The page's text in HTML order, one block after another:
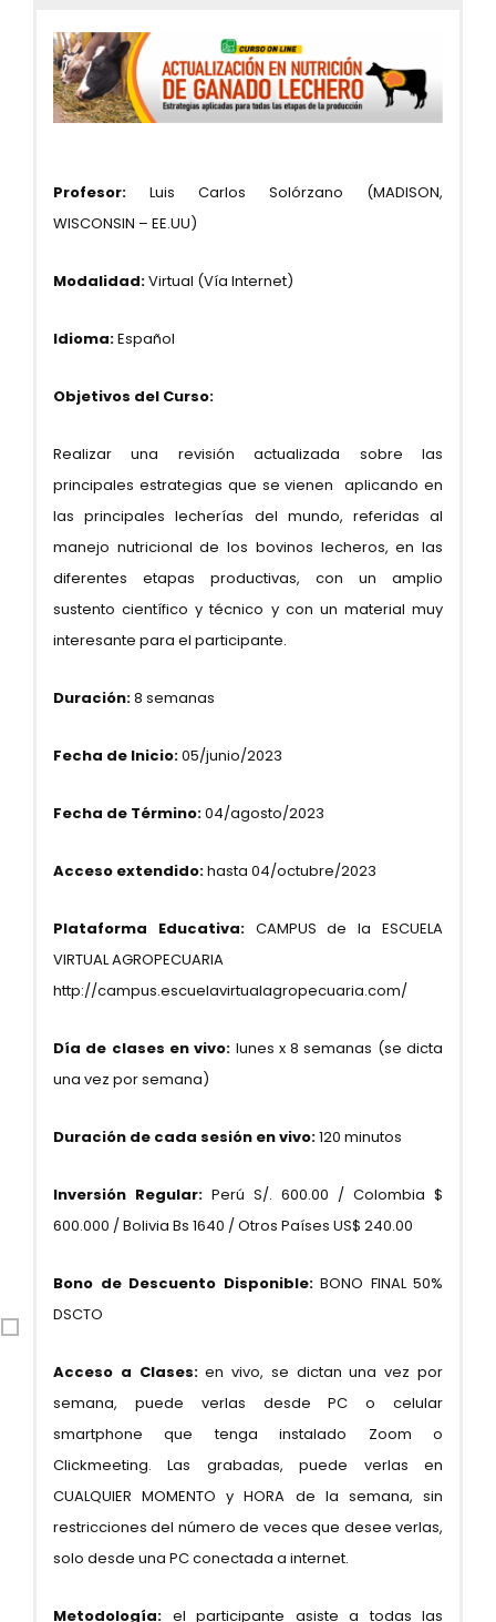
Profesor: Luis Carlos Solórzano (MADISON,
WISCONSIN – EE.UU)
Modalidad:Virtual (Vía Internet)
Idioma:Español
Objetivos del Curso:
Realizar una revisión actualizada sobre las
principales estrategias que se vienen aplicando en
las principales lecherías del mundo, referidas al
manejo nutricional de los bovinos lecheros, en las
diferentes etapas productivas, con un amplio
sustento científico y técnico y con un material muy
interesante para el participante.
Duración:8 semanas
Fecha de Inicio:05/junio/2023
Fecha de Término:04/agosto/2023
Acceso extendido:hasta 04/octubre/2023
Plataforma Educativa:CAMPUS de la ESCUELA
VIRTUAL AGROPECUARIA
http://campus.escuelavirtualagropecuaria.com/
Día de clases en vivo: lunes x 8 semanas (se dicta
una vez por semana)
Duración de cada sesión en vivo:120 minutos
Inversión Regular: Perú S/. 600.00 / Colombia $
600.000 / Bolivia Bs 1640 / Otros Países US$ 240.00
Bono de Descuento Disponible:BONO FINAL 50%
DSCTO
Acceso a Clases:en vivo, se dictan una vez por
semana, puede verlas desde PC o celular
smartphone que tenga instalado Zoom o
Clickmeeting. Las grabadas, puede verlas en
CUALQUIER MOMENTO y HORA de la semana, sin
restricciones del número de veces que desee verlas,
solo desde una PC conectada a internet.
Metodología: el participante asiste a todas las